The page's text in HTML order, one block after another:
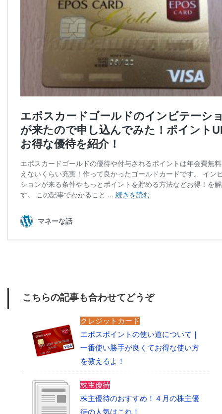
こちらの記事も合わせてどうぞ
クレジットカード
エポスポイントの使い道について｜
一番使い勝手が良くてお得な使い方
を教えるよ！
株主優待
株主優待のおすすめ！４月の株主優
待の人気はこれ！